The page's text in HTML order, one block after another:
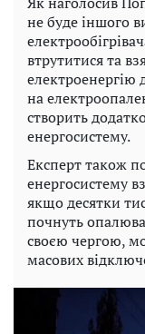
не буде іншого
втрутитися та
електроенергію
на
створить
енергосистему.
Експерт також
енергосистему
якщо десятки
почнуть
своєю чергою,
масових